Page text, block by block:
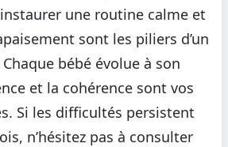
une routine calme et
sont les piliers d’un
bébé évolue à son
et la cohérence sont vos
Si les difficultés persistent
n’hésitez pas à consulter